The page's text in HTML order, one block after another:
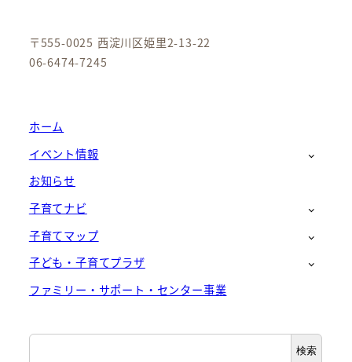
〒555-0025 西淀川区姫里2-13-22
06-6474-7245
ホーム
イベント情報
お知らせ
子育てナビ
子育てマップ
子ども・子育てプラザ
ファミリー・サポート・センター事業
検
検索